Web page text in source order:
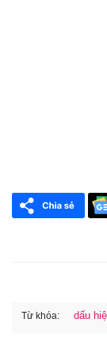
Từ khóa: dấu